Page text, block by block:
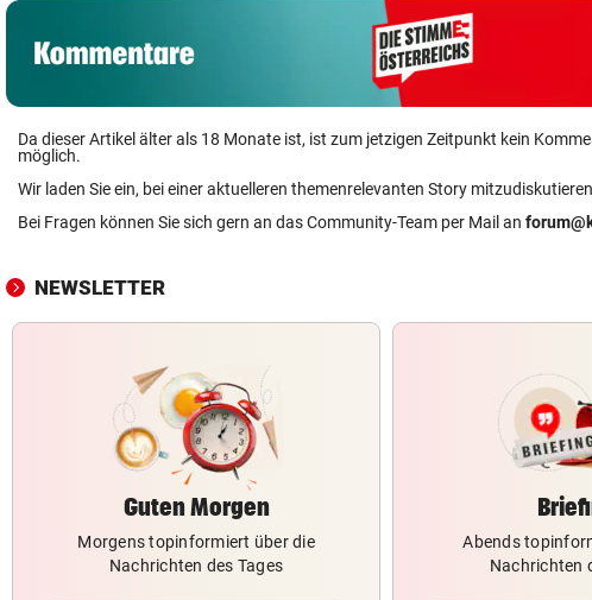
Da dieser Artikel älter als 18 Monate ist, ist zum jetzigen Zeitpunkt kein
möglich.
Wir laden Sie ein, bei einer aktuelleren themenrelevanten Story
Bei Fragen können Sie sich gern an das Community-Team per Mail an
NEWSLETTER
Guten Morgen
Morgens topinformiert über die
Nachrichten des Tages
Abends
Nachrichten